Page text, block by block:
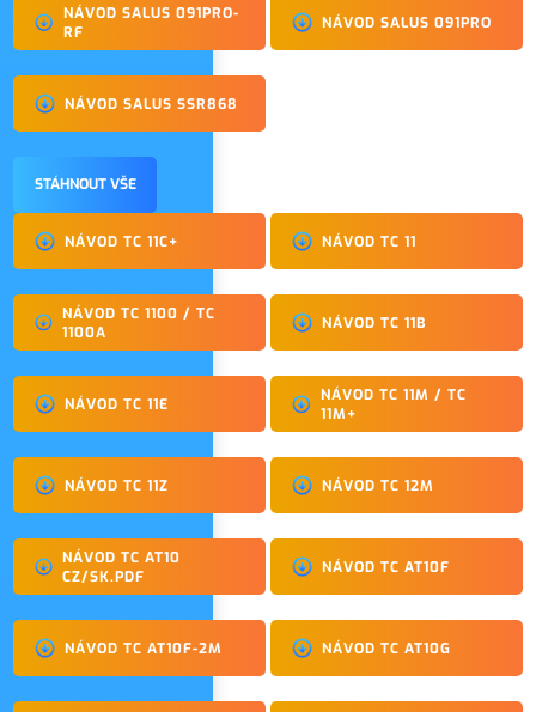
NÁVOD SALUS 091PRO-
RF
NÁVOD SALUS 091PRO
NÁVOD SALUS SSR868
STÁHNOUT VŠE
NÁVOD TC 11C+ NÁVOD TC 11
NÁVOD TC 1100 / TC
1100A
NÁVOD TC 11B
NÁVOD TC 11E
NÁVOD TC 11M / TC
11M+
NÁVOD TC 11Z NÁVOD TC 12M
NÁVOD TC AT10
CZ/SK.PDF
NÁVOD TC AT10F
NÁVOD TC AT10F-2M NÁVOD TC AT10G